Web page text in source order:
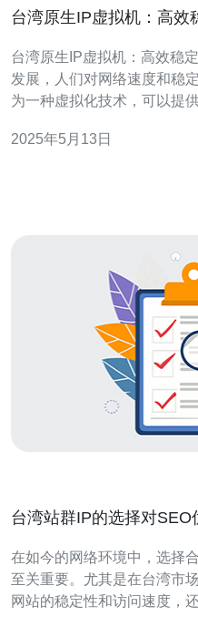
台湾原生IP虚拟机：高效
台湾原生IP虚拟机：高效稳定的网
发展，人们对网络速度和稳
为一种虚拟化技术，可以提
供更快速的网络连接和更稳定的网络
2025年5月13日
台湾站群IP的选择对SEO
在如今的网络环境中，选择
至关重要。尤其是在台湾市
网站的稳定性和访问速度，